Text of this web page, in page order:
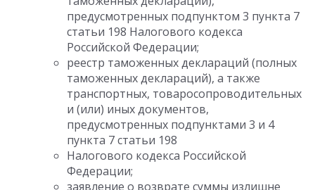
предусмотренных подпунктом 3 пункта 7
статьи 198 Налогового кодекса
Российской Федерации;
реестр таможенных деклараций (полных
таможенных деклараций), а также
транспортных, товаросопроводительных
и (или) иных документов,
предусмотренных подпунктами 3 и 4
пункта 7 статьи 198
Налогового кодекса Российской
Федерации;
заявление о возврате суммы излишне